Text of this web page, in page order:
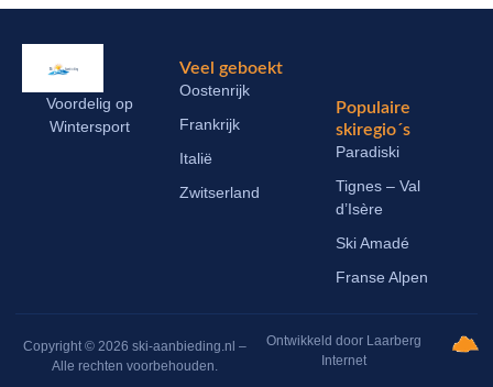
Voordelig op
Wintersport
Veel geboekt
Oostenrijk
Frankrijk
Italië
Zwitserland
Populaire
skiregio´s
Paradiski
Tignes – Val
d’Isère
Ski Amadé
Franse Alpen
Copyright © 2026 ski-aanbieding.nl –
Alle rechten voorbehouden.
Ontwikkeld door Laarberg
Internet